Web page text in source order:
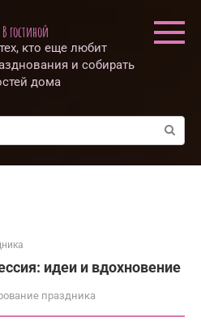
В гостиной
кто еще любит
и собирать
дома
идеи и вдохновение
праздника